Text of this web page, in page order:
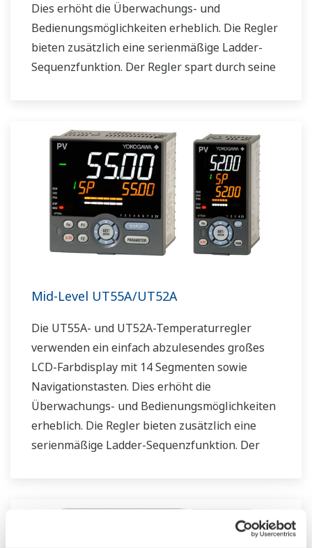
Dies erhöht die Überwachungs- und
Bedienungsmöglichkeiten erheblich. Die Regler
bieten zusätzlich eine serienmäßige Ladder-
Sequenzfunktion. Der Regler spart durch seine
die Ethernetkommunikation.
Mid-Level UT55A/UT52A
Die UT55A- und UT52A-Temperaturregler
verwenden ein einfach abzulesendes großes
LCD-Farbdisplay mit 14 Segmenten sowie
Navigationstasten. Dies erhöht die
Überwachungs- und Bedienungsmöglichkeiten
erheblich. Die Regler bieten zusätzlich eine
serienmäßige Ladder-Sequenzfunktion. Der
Temperaturregler offene Netzwerke wie etwa